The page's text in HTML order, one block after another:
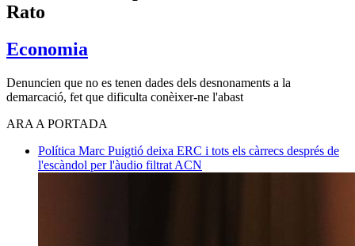
Rato
Economia
Denuncien que no es tenen dades dels desnonaments a la
demarcació, fet que dificulta conèixer-ne l'abast
ARA A PORTADA
Política Marc Puigtió deixa ERC i tots els càrrecs després de
l'escàndol per l'àudio filtrat ACN